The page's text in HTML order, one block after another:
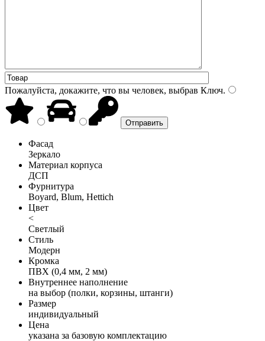
Пожалуйста, докажите, что вы человек, выбрав Ключ.
Фасад
Зеркало
Материал корпуса
ДСП
Фурнитура
Boyard, Blum, Hettich
Цвет
<
Светлый
Стиль
Модерн
Кромка
ПВХ (0,4 мм, 2 мм)
Внутреннее наполнение
на выбор (полки, корзины, штанги)
Размер
индивидуальный
Цена
указана за базовую комплектацию